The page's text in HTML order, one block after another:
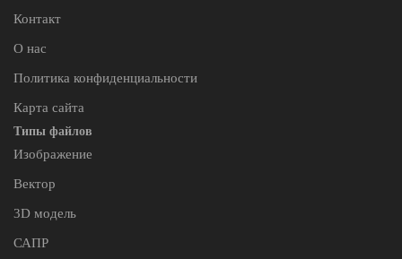
Контакт
О нас
Политика конфиденциальности
Карта сайта
Типы файлов
Изображение
Вектор
3D модель
САПР